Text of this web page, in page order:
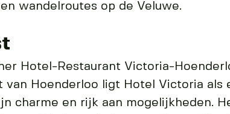
wandelroutes op de Veluwe.
Hotel-Restaurant Victoria-
Hoenderloo ligt Hotel Victoria als
charme en rijk aan mogelijkheden.